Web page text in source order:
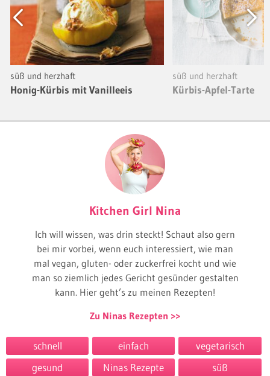
Previous
süß und herzhaft
Honig-Kürbis mit Vanilleeis
süß und herzhaft
Kürbis-Apfel-Tarte
Next
Kitchen Girl Nina
Ich will wissen, was drin steckt! Schaut also gern
bei mir vorbei, wenn euch interessiert, wie man
mal vegan, gluten- oder zuckerfrei kocht und wie
man so ziemlich jedes Gericht gesünder gestalten
kann. Hier geht’s zu meinen Rezepten!
Zu Ninas Rezepten
schnell einfach
vegetarisch
gesund
Ninas Rezepte süß